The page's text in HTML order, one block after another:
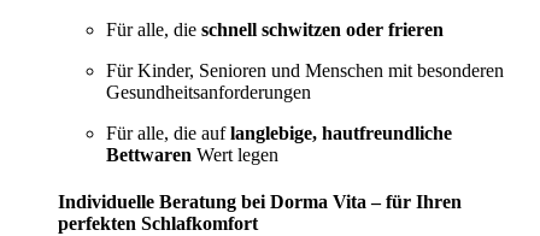
Für alle, die schnell schwitzen oder frieren
Für Kinder, Senioren und Menschen mit besonderen
Gesundheitsanforderungen
Für alle, die auflanglebige, hautfreundliche
Bettwaren Wert legen
Individuelle Beratung bei Dorma Vita – für Ihren
perfekten Schlafkomfort